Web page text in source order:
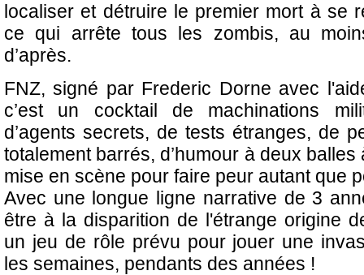
localiser et détruire le premier mort à se
ce qui arrête tous les zombis, au
d’après.
FNZ, signé par Frederic Dorne avec
c’est un cocktail de machinations
d’agents secrets, de tests étranges, de
totalement barrés, d’humour à deux
mise en scène pour faire peur autant que
Avec une longue ligne narrative de 3
être à la disparition de l'étrange origine
un jeu de rôle prévu pour jouer une
les semaines, pendants des années !